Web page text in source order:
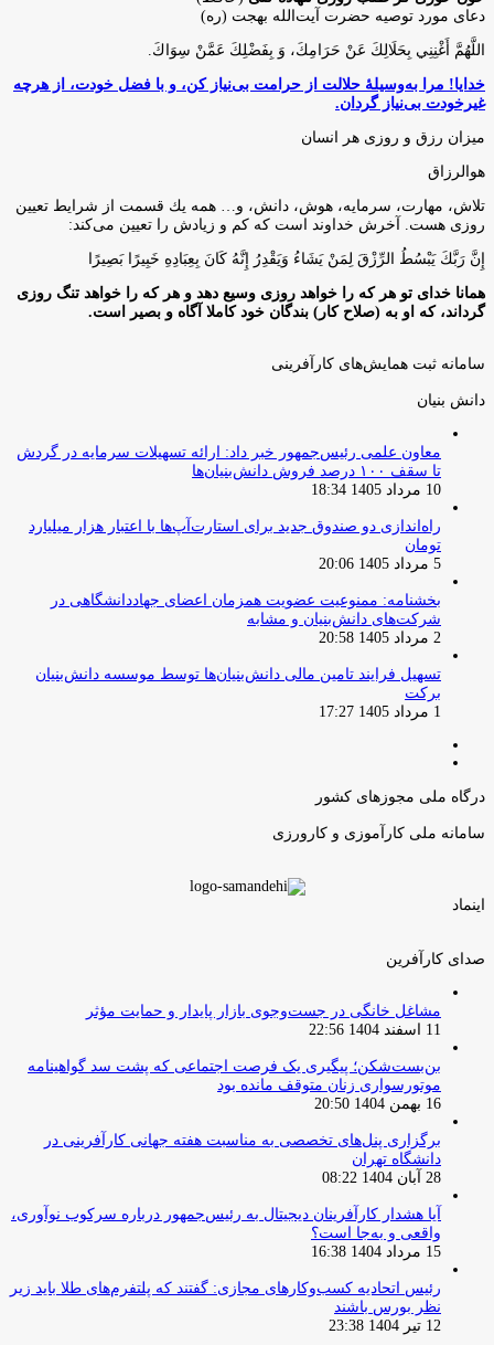
دعای مورد توصیه حضرت آیت‌الله بهجت (ره)
اللَّهُمَّ أَغْنِنِي بِحَلَالِكَ عَنْ حَرَامِكَ، وَ بِفَضْلِكَ عَمَّنْ سِوَاكَ‏.
خدایا! مرا به‌وسیلۀ حلالت از حرامت بی‌نیاز کن، و با فضل خودت، از هرچه
غیرخودت بی‌نیاز گردان.
میزان رزق و روزی هر انسان
هوالرزاق
تلاش، مهارت، سرمايه، هوش، دانش، و… همه يك قسمت از شرايط تعيين
روزى هست. آخرش خداوند است كه كم و زيادش را تعيين مى‌كند:
إِنَّ رَبَّكَ يَبْسُطُ الرِّزْقَ لِمَنْ يَشَاءُ وَيَقْدِرُ إِنَّهُ كَانَ بِعِبَادِهِ خَبِيرًا بَصِيرًا
همانا خدای تو هر که را خواهد روزی وسیع دهد و هر که را خواهد تنگ روزی
گرداند، که او به (صلاح کار) بندگان خود کاملا آگاه و بصیر است.
سامانه ثبت همایش‌های کارآفرینی
دانش‌ بنیان‌
معاون علمی رئیس‌جمهور خبر داد: ارائه تسهیلات سرمایه در گردش
تا سقف ۱۰۰ درصد فروش دانش‌بنیان‌ها
10 مرداد 1405 18:34
راه‌اندازی دو صندوق جدید برای استارت‌آپ‌ها با اعتبار هزار میلیارد
تومان
5 مرداد 1405 20:06
بخشنامه: ممنوعیت عضویت همزمان اعضای جهاددانشگاهی در
شرکت‌های دانش‌بنیان و مشابه
2 مرداد 1405 20:58
تسهیل فرایند تامین مالی دانش‌بنیان‌ها توسط موسسه دانش‌بنیان
برکت
1 مرداد 1405 17:27
درگاه ملی مجوزهای کشور
سامانه ملی کارآموزی و کارورزی
اینماد
صدای کارآفرین
مشاغل خانگی در جست‌وجوی بازار پایدار و حمایت مؤثر
11 اسفند 1404 22:56
بن‌بست‌شکن؛ پیگیری یک فرصت اجتماعی که پشت سد گواهینامه
موتورسواری زنان متوقف مانده بود
16 بهمن 1404 20:50
برگزاری پنل‌های تخصصی به مناسبت هفته جهانی کارآفرینی در
دانشگاه تهران
28 آبان 1404 08:22
آیا هشدار کارآفرینان دیجیتال به رئیس‌جمهور درباره سرکوب نوآوری،
واقعی و به‌جا است؟
15 مرداد 1404 16:38
‏رئیس اتحادیه کسب‌وکارهای مجازی: گفتند که پلتفرم‌های طلا باید زیر
نظر بورس باشند
12 تیر 1404 23:38